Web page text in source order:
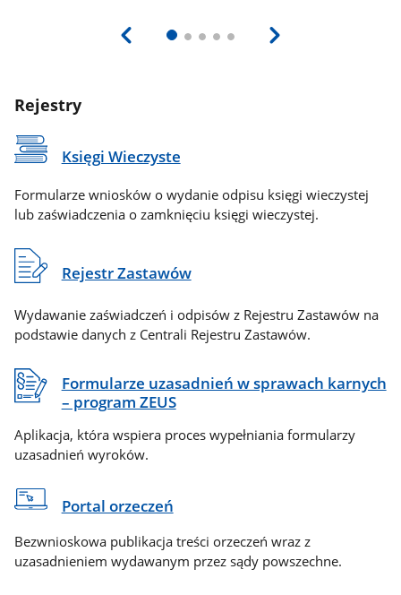
Rejestry
Księgi Wieczyste
Formularze wniosków o wydanie odpisu księgi wieczystej
lub zaświadczenia o zamknięciu księgi wieczystej.
Rejestr Zastawów
Wydawanie zaświadczeń i odpisów z Rejestru Zastawów na
podstawie danych z Centrali Rejestru Zastawów.
Formularze uzasadnień w sprawach karnych
– program ZEUS
Aplikacja, która wspiera proces wypełniania formularzy
uzasadnień wyroków.
Portal orzeczeń
Bezwnioskowa publikacja treści orzeczeń wraz z
uzasadnieniem wydawanym przez sądy powszechne.